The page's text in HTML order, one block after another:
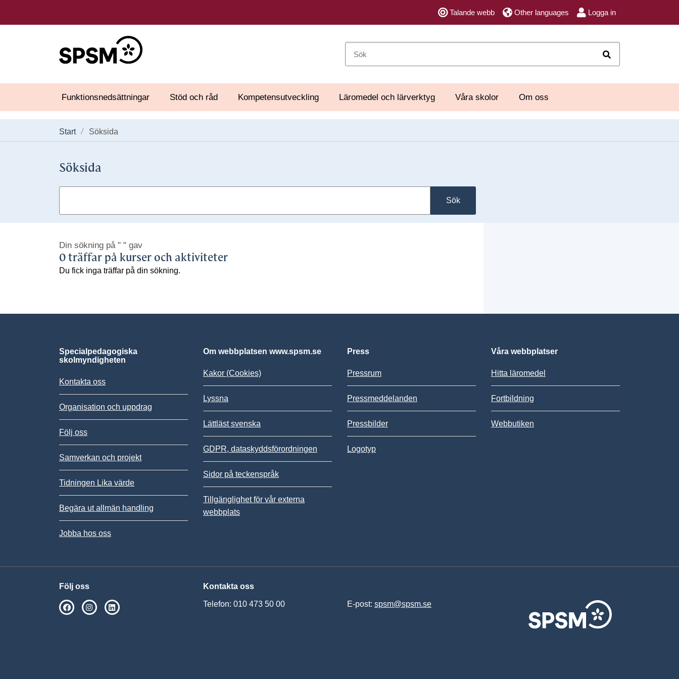
Talande webb Other languages Logga in
Funktionsnedsättningar Stöd och råd Kompetensutveckling Läromedel och lärverktyg Våra skolor Om oss
Start Söksida
Söksida
Sök
Din sökning på " " gav
0 träffar på kurser och aktiviteter
Du fick inga träffar på din sökning.
Specialpedagogiska
skolmyndigheten
Kontakta oss
Organisation och uppdrag
Följ oss
Samverkan och projekt
Tidningen Lika värde
Begära ut allmän handling
Jobba hos oss
Om webbplatsen www.spsm.se
Kakor (Cookies)
Lyssna
Lättläst svenska
GDPR, dataskyddsförordningen
Sidor på teckenspråk
Tillgänglighet för vår externa
webbplats
Press
Pressrum
Pressmeddelanden
Pressbilder
Logotyp
Våra webbplatser
Hitta läromedel
Fortbildning
Webbutiken
Följ oss
SPSM på Facebook
SPSM på Instagram
Kontakta oss
Telefon: 010 473 50 00 E-post: spsm@spsm.se